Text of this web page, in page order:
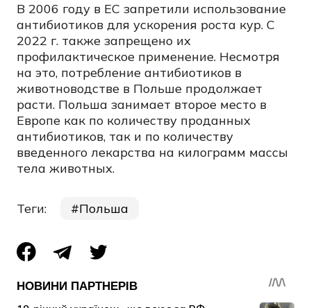
В 2006 году в ЕС запретили использование
антибиотиков для ускорения роста кур. С
2022 г. также запрещено их
профилактическое применение. Несмотря
на это, потребление антибиотиков в
животноводстве в Польше продолжает
расти. Польша занимает второе место в
Европе как по количеству проданных
антибиотиков, так и по количеству
введенного лекарства на килограмм массы
тела животных.
Теги: Польша